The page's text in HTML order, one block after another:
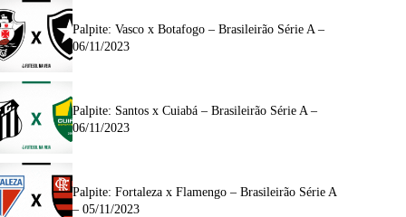
Palpite: Vasco x Botafogo – Brasileirão Série A –
06/11/2023
Palpite: Santos x Cuiabá – Brasileirão Série A –
06/11/2023
Palpite: Fortaleza x Flamengo – Brasileirão Série A
– 05/11/2023